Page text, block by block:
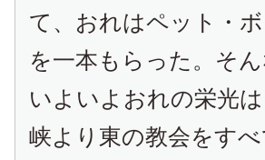
て、おれはペット・
を一本もらった。そ
いよいよおれの栄光
峡より東の教会をす